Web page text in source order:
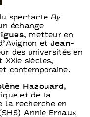
spectacle By
échange
, metteur en
et Jean-
des universités en
siècles,
contemporaine.
Hazouard,
et de la
la recherche en
Annie Ernaux